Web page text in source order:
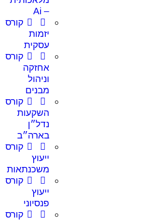
– Ai
קורס
יזמות
עסקית
קורס
אחזקה
וניהול
מבנים
קורס
השקעות
נדל״ן
בארה״ב
קורס
ייעוץ
משכנתאות
קורס
ייעוץ
פנסיוני
קורס